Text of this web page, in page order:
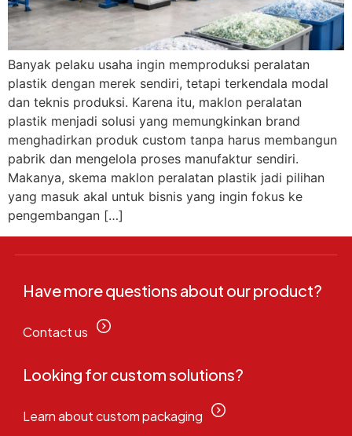
Banyak pelaku usaha ingin memproduksi peralatan
plastik dengan merek sendiri, tetapi terkendala modal
dan teknis produksi. Karena itu, maklon peralatan
plastik menjadi solusi yang memungkinkan brand
menghadirkan produk custom tanpa harus membangun
pabrik dan mengelola proses manufaktur sendiri.
Makanya, skema maklon peralatan plastik jadi pilihan
yang masuk akal untuk bisnis yang ingin fokus ke
pengembangan […]
Have more questions about our product?
Contact us
Looking for custom solutions?
Learn about custom packaging